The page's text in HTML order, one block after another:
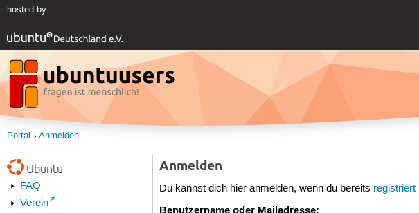
hosted by
Portal Anmelden
Ubuntu
FAQ
Verein
Anmelden
Du kannst dich hier anmelden, wenn du bereits registriert